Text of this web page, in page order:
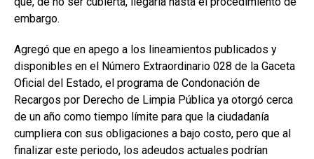
embargo.
Agregó que en apego a los lineamientos publicados y
disponibles en el Número Extraordinario 028 de la Gaceta
Oficial del Estado, el programa de Condonación de
Recargos por Derecho de Limpia Pública ya otorgó cerca
de un año como tiempo límite para que la ciudadanía
cumpliera con sus obligaciones a bajo costo, pero que al
finalizar este periodo, los adeudos actuales podrían